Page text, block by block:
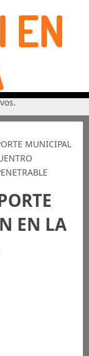
EN
MUNICIPAL
EN LA